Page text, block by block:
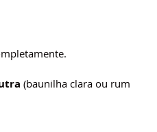
(baunilha clara ou rum